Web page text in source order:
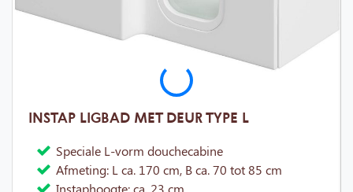
INSTAP LIGBAD MET DEUR TYPE L
Speciale L-vorm douchecabine
Afmeting: L ca. 170 cm, B ca. 70 tot 85 cm
Instaphoogte: ca. 23 cm